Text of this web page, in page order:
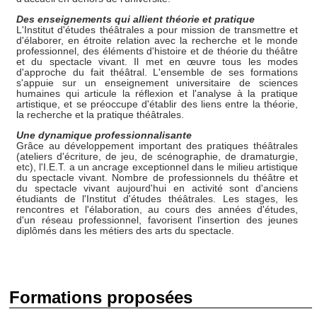
Des enseignements qui allient théorie et pratique
L'Institut d'études théâtrales a pour mission de transmettre et
d'élaborer, en étroite relation avec la recherche et le monde
professionnel, des éléments d'histoire et de théorie du théâtre
et du spectacle vivant. Il met en œuvre tous les modes
d'approche du fait théâtral. L'ensemble de ses formations
s'appuie sur un enseignement universitaire de sciences
humaines qui articule la réflexion et l'analyse à la pratique
artistique, et se préoccupe d'établir des liens entre la théorie,
la recherche et la pratique théâtrales.
Une dynamique professionnalisante
Grâce au développement important des pratiques théâtrales
(ateliers d'écriture, de jeu, de scénographie, de dramaturgie,
etc), l'I.E.T. a un ancrage exceptionnel dans le milieu artistique
du spectacle vivant. Nombre de professionnels du théâtre et
du spectacle vivant aujourd'hui en activité sont d'anciens
étudiants de l'Institut d'études théâtrales. Les stages, les
rencontres et l'élaboration, au cours des années d'études,
d'un réseau professionnel, favorisent l'insertion des jeunes
diplômés dans les métiers des arts du spectacle.
Formations proposées